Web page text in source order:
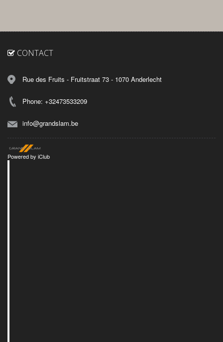
CONTACT
Rue des Fruits - Fruitstraat 73 - 1070 Anderlecht
Phone: +32473533209
info@grandslam.be
Powered by iClub